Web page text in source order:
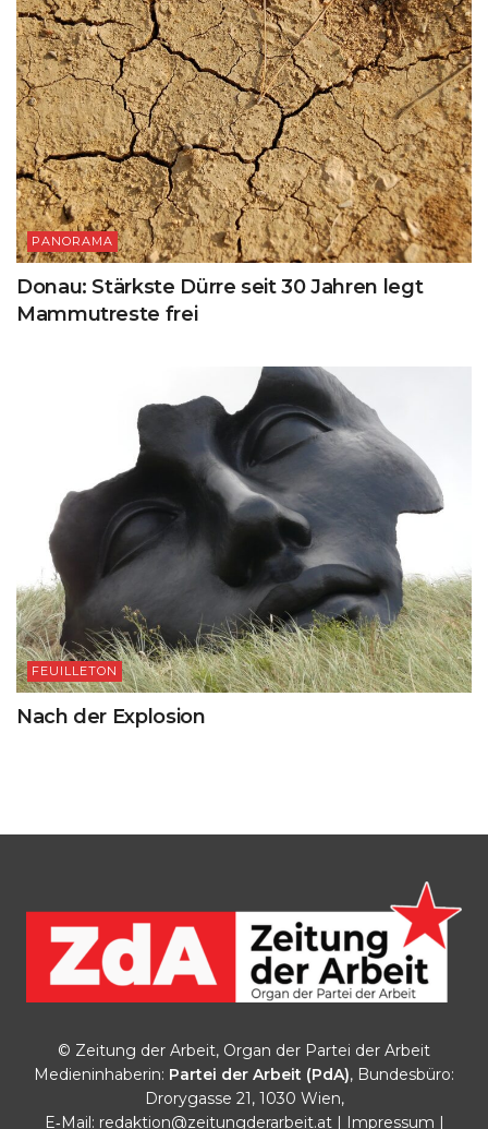
PANORAMA
Donau: Stärkste Dürre seit 30 Jahren legt
Mammutreste frei
FEUILLETON
Nach der Explosion
© Zeitung der Arbeit, Organ der Partei der Arbeit
Medieninhaberin: Partei der Arbeit (PdA), Bundesbüro:
Drorygasse 21, 1030 Wien,
E‑Mail: redaktion@zeitungderarbeit.at| Impressum |